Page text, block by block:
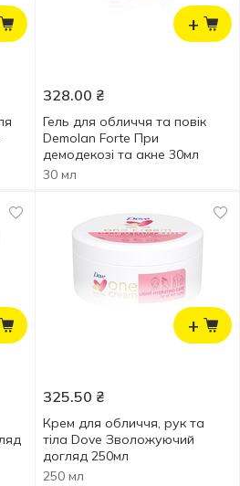
+
328.00 ₴
Гель для обличчя та повік
Demolan Forte При
демодекозі та акне 30мл
30 мл
+
325.50 ₴
Крем для обличчя, рук та
тіла Dove Зволожуючий
догляд 250мл
250 мл